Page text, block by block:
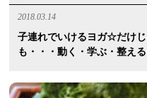
2018.03.14
子連れでいけるヨガ☆だけ
も・・・動く・学ぶ・整え